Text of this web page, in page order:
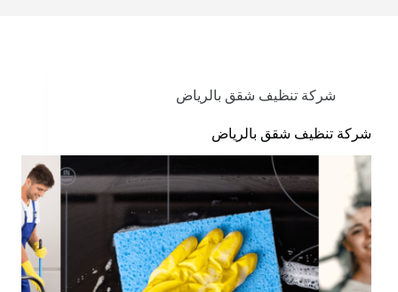
شركة تنظيف شقق بالرياض
شركة تنظيف شقق بالرياض